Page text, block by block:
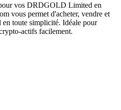
vos DRDGOLD Limited en
vous permet d'acheter, vendre et
toute simplicité. Idéale pour
actifs facilement.